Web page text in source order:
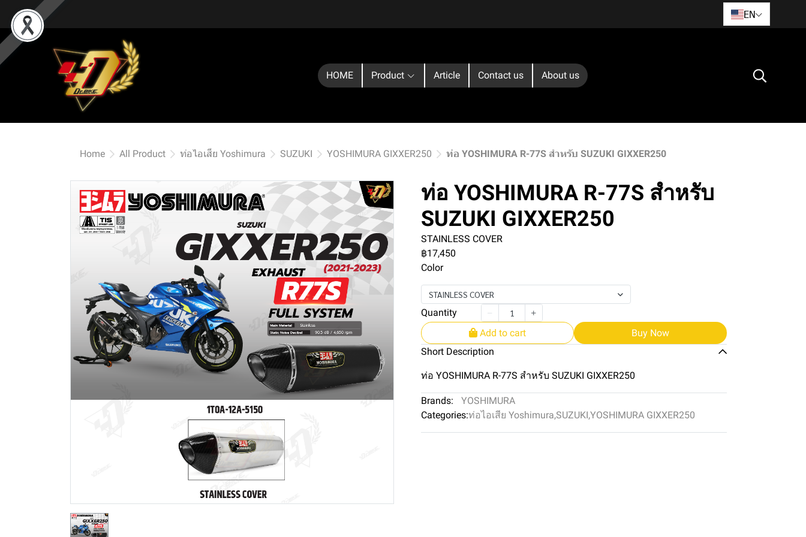
EN
HOME Product Article Contact us About us
Home All Product ท่อไอเสีย Yoshimura SUZUKI YOSHIMURA GIXXER250 ท่อ YOSHIMURA R-77S สำหรับ SUZUKI GIXXER250
ท่อ YOSHIMURA R-77S สำหรับ
SUZUKI GIXXER250
STAINLESS COVER
฿17,450
Color
STAINLESS COVER
Quantity
Add to cart
Buy Now
Short Description
ท่อ YOSHIMURA R-77S สำหรับ SUZUKI GIXXER250
Brands:
YOSHIMURA
Categories:ท่อไอเสีย Yoshimura,SUZUKI,YOSHIMURA GIXXER250